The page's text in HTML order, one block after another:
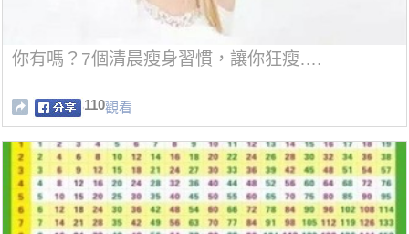
你有嗎？7個清晨瘦身習慣，讓你狂瘦….
110觀看